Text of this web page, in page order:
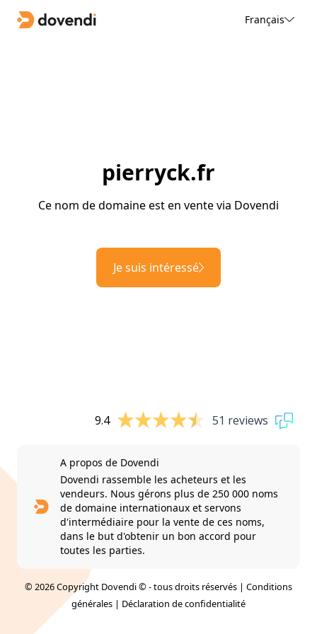
Français
pierryck.fr
Ce nom de domaine est en vente via Dovendi
Je suis intéressé
9.4 51 reviews
A propos de Dovendi
Dovendi rassemble les acheteurs et les
vendeurs. Nous gérons plus de 250 000 noms
de domaine internationaux et servons
d'intermédiaire pour la vente de ces noms,
dans le but d'obtenir un bon accord pour
toutes les parties.
© 2026 Copyright Dovendi © - tous droits réservés | Conditions
générales | Déclaration de confidentialité